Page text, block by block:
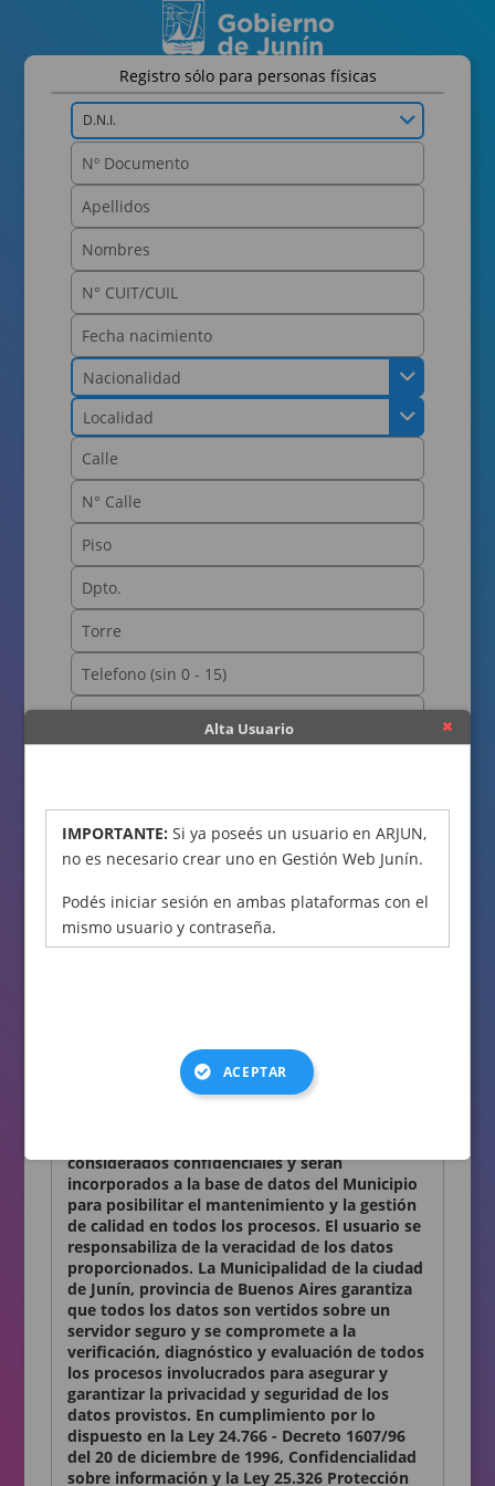
Registro sólo para personas físicas
D.N.I.
Términos y condiciones
Declaro conocer y aceptar lo establecido en la
considerados confidenciales y serán
incorporados a la base de datos del Municipio
para posibilitar el mantenimiento y la gestión
de calidad en todos los procesos. El usuario se
responsabiliza de la veracidad de los datos
proporcionados. La Municipalidad de la ciudad
de Junín, provincia de Buenos Aires garantiza
que todos los datos son vertidos sobre un
servidor seguro y se compromete a la
verificación, diagnóstico y evaluación de todos
los procesos involucrados para asegurar y
garantizar la privacidad y seguridad de los
datos provistos. En cumplimiento por lo
dispuesto en la Ley 24.766 - Decreto 1607/96
del 20 de diciembre de 1996, Confidencialidad
sobre información y la Ley 25.326 Protección
Alta Usuario
IMPORTANTE:Si ya poseés un usuario en ARJUN,
no es necesario crear uno en Gestión Web Junín.
Podés iniciar sesión en ambas plataformas con el
mismo usuario y contraseña.
ACEPTAR